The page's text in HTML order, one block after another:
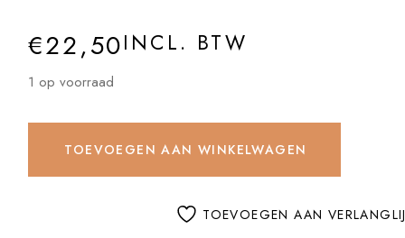
€22,50INCL. BTW
1 op voorraad
TOEVOEGEN AAN WINKELWAGEN
TOEVOEGEN AAN